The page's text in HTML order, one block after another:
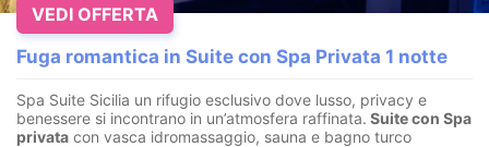
Fuga romantica in Suite con Spa Privata 1 notte
Spa Suite Sicilia un rifugio esclusivo dove lusso, privacy e
benessere si incontrano in un’atmosfera raffinata. Suite con Spa
privata con vasca idromassaggio, sauna e bagno turco
VEDI OFFERTA